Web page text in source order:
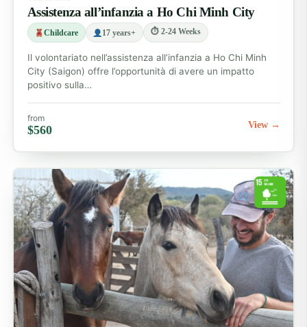
Assistenza all’infanzia a Ho Chi Minh City
Childcare 17 years+ ⏱ 2-24 Weeks
Il volontariato nell’assistenza all’infanzia a Ho Chi Minh
City (Saigon) offre l’opportunità di avere un impatto
positivo sulla…
from
$560 View →